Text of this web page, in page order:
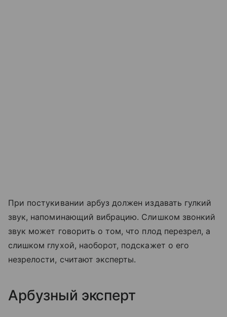
При постукивании арбуз должен издавать гулкий
звук, напоминающий вибрацию. Слишком звонкий
звук может говорить о том, что плод перезрел, а
слишком глухой, наоборот, подскажет о его
незрелости, считают эксперты.
Арбузный эксперт